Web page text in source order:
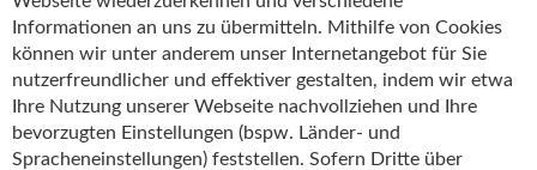
Informationen an uns zu übermitteln. Mithilfe von Cookies
können wir unter anderem unser Internetangebot für Sie
nutzerfreundlicher und effektiver gestalten, indem wir etwa
Ihre Nutzung unserer Webseite nachvollziehen und Ihre
bevorzugten Einstellungen (bspw. Länder- und
Spracheneinstellungen) feststellen. Sofern Dritte über